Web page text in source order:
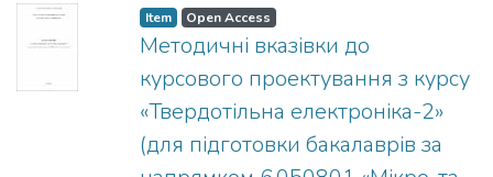
Item Open Access
Методичні вказівки до
курсового проектування з курсу
«Твердотільна електроніка-2»
(для підготовки бакалаврів за